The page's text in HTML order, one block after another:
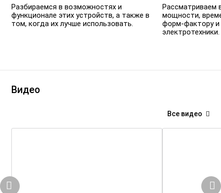
Разбираемся в возможностях и
функционале этих устройств, а также в
том, когда их лучше использовать.
Рассматриваем
мощности,
форм-фактору
электротехники.
Видео
Все видео